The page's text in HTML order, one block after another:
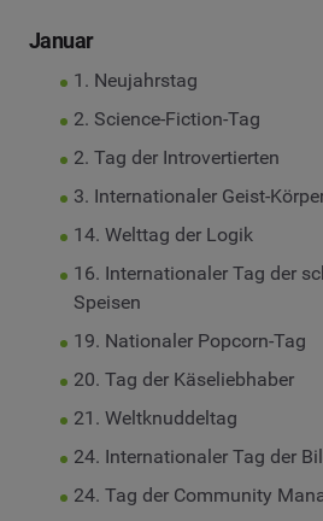
Januar
1. Neujahrstag
2. Science-Fiction-Tag
2. Tag der Introvertierten
3. Internationaler Geist-
14. Welttag der Logik
16. Internationaler Tag der
Speisen
19. Nationaler Popcorn-Tag
20. Tag der Käseliebhaber
21. Weltknuddeltag
24. Internationaler Tag der
24. Tag der Community